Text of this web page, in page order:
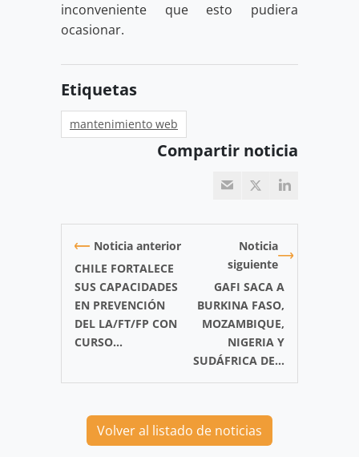
inconveniente que esto pudiera
ocasionar.
Etiquetas
mantenimiento web
Compartir noticia
Noticia anterior
CHILE FORTALECE
SUS CAPACIDADES
EN PREVENCIÓN
DEL LA/FT/FP CON
CURSO...
Noticia
siguiente
GAFI SACA A
BURKINA FASO,
MOZAMBIQUE,
NIGERIA Y
SUDÁFRICA DE...
Volver al listado de noticias